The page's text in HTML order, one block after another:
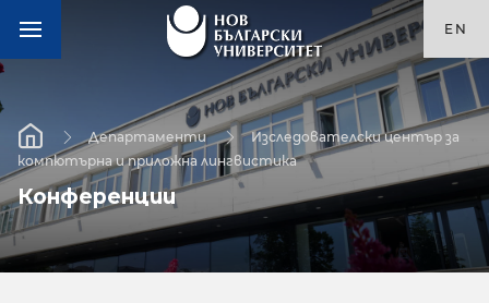
EN
Департаменти
Изследователски център за
компютърна и приложна лингвистика
Конференции